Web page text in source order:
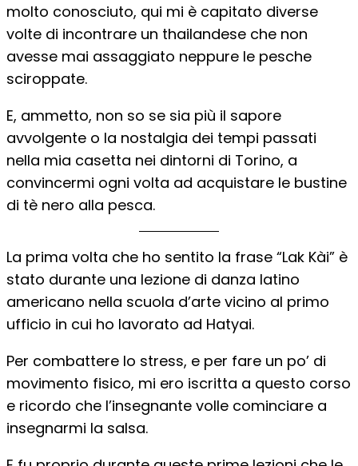
molto conosciuto, qui mi è capitato diverse
volte di incontrare un thailandese che non
avesse mai assaggiato neppure le pesche
sciroppate.
E, ammetto, non so se sia più il sapore
avvolgente o la nostalgia dei tempi passati
nella mia casetta nei dintorni di Torino, a
convincermi ogni volta ad acquistare le bustine
di tè nero alla pesca.
La prima volta che ho sentito la frase “Lak Kài” è
stato durante una lezione di danza latino
americano nella scuola d’arte vicino al primo
ufficio in cui ho lavorato ad Hatyai.
Per combattere lo stress, e per fare un po’ di
movimento fisico, mi ero iscritta a questo corso
e ricordo che l’insegnante volle cominciare a
insegnarmi la salsa.